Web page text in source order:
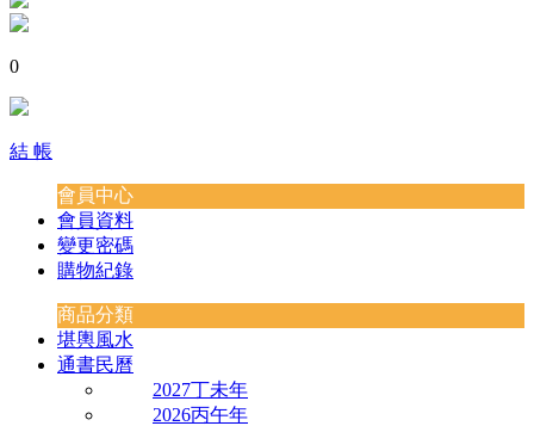
0
結 帳
會員中心
會員資料
變更密碼
購物紀錄
商品分類
堪輿風水
通書民曆
2027丁未年
2026丙午年